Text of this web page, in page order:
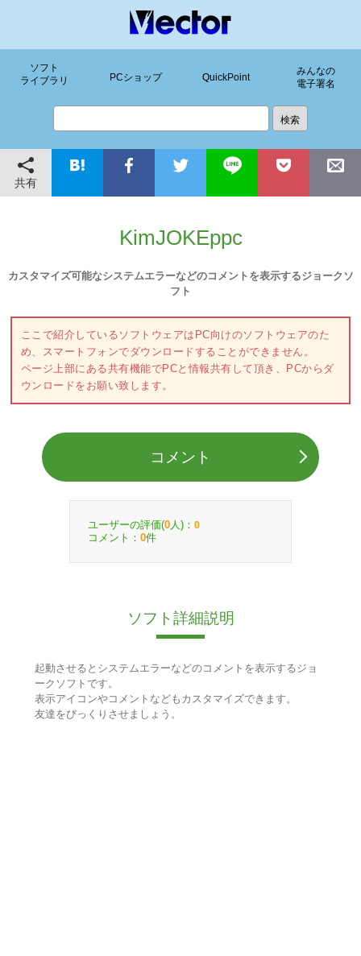
ソフト
ライブラリ
PCショップ QuickPoint
みんなの
電子署名
共有
KimJOKEppc
カスタマイズ可能なシステムエラーなどのコメントを表示するジョークソ
フト
ここで紹介しているソフトウェアはPC向けのソフトウェアのた
め、スマートフォンでダウンロードすることができません。
ページ上部にある共有機能でPCと情報共有して頂き、PCからダ
ウンロードをお願い致します。
コメント
ユーザーの評価(0 人)： 0
コメント： 0件
ソフト詳細説明
起動させるとシステムエラーなどのコメントを表示するジョ
ークソフトです。
表示アイコンやコメントなどもカスタマイズできます。
友達をびっくりさせましょう。